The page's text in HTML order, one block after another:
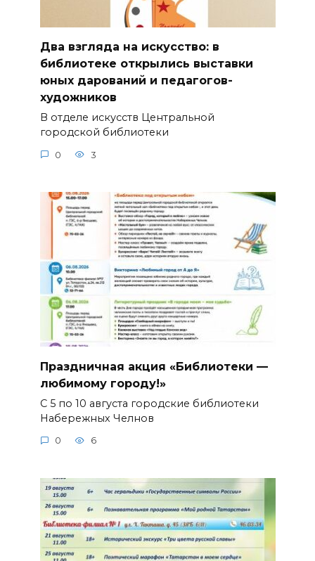
Два взгляда на искусство: в
библиотеке открылись выставки
юных дарований и педагогов-
художников
В отделе искусств Центральной
городской библиотеки
0 3
Праздничная акция «Библиотеки —
любимому городу!»
С 5 по 10 августа городские библиотеки
Набережных Челнов
0 6